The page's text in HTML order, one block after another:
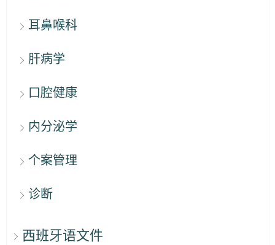
耳鼻喉科
肝病学
口腔健康
内分泌学
个案管理
诊断
西班牙语文件